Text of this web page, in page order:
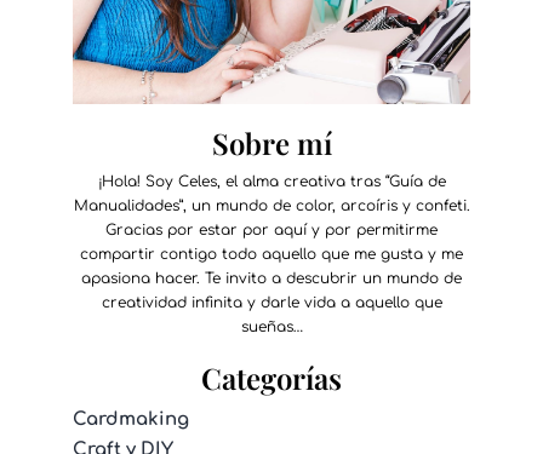
Sobre mí
¡Hola! Soy Celes, el alma creativa tras “Guía de
Manualidades”, un mundo de color, arcoíris y confeti.
Gracias por estar por aquí y por permitirme
compartir contigo todo aquello que me gusta y me
apasiona hacer. Te invito a descubrir un mundo de
creatividad infinita y darle vida a aquello que
sueñas…
Categorías
Cardmaking
Craft y DIY